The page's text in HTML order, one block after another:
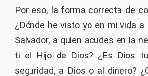
Por eso, la forma correcta de
¿Dónde he visto yo en mi vida
Salvador, a quien acudes en la
ti el Hijo de Dios? ¿Es Dios
seguridad, a Dios o al dinero?